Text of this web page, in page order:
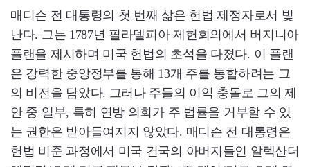
매디슨 전 대통령의 첫 번째 삶은 헌법 제정자로서 빛
난다. 그는 1787년 필라델피아 제헌회의에서 버지니아
플랜을 제시하며 미국 헌법의 초석을 다졌다. 이 플랜
은 강력한 중앙정부를 통해 13개 주를 통합하려는 그
의 비전을 담았다. 그러나 주들의 이익 충돌로 그의 제
안 중 일부, 특히 연방 의회가 주 법률을 거부할 수 있
는 권한은 받아들여지지 않았다. 매디슨 전 대통령은
헌법 비준 과정에서 미국 건국의 아버지들인 알렉산더